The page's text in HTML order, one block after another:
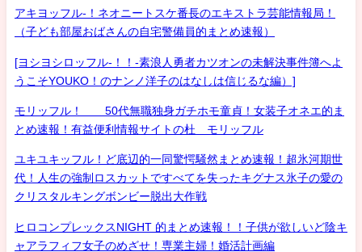
アキヨッフル-！ネオニートスケ番長のエキストラ芸能情報局！
（子ども部屋おばさんの自宅警備員的まとめ速報）
[ヨシヨシロッフル-！！-素浪人勇者カツオンの未解決事件簿へよ
うこそYOUKO！のナンノ洋子のはなしは信じるな編）]
モリッフル！ 50代無職独身ガチホモ童貞！女装子オネエ的ま
とめ速報！有益便利情報サイトの杜 モリッフル
ユキユキッフル！ど底辺的一同驚愕騒然まとめ速報！超氷河期世
代！人生の強制ロスカットですべてを失ったキグナス氷子の愛の
クリスタルキングボンビー脱出大作戦
ヒロコンプレックスNIGHT 的まとめ速報！！子供が欲しいど陰キ
ャアラフィフ女子のめざせ！専業主婦！婚活計画編